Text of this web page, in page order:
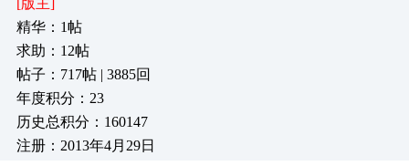
[版主]
精华：1帖
求助：12帖
帖子：717帖 | 3885回
年度积分：23
历史总积分：160147
注册：2013年4月29日